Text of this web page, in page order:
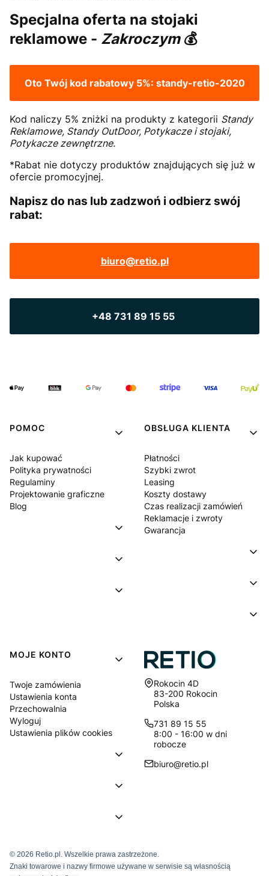
Specjalna oferta na stojaki
reklamowe - Zakroczym 💰
Oto Twój kod rabatowy 5%: standy-retio-2020
Kod naliczy 5% zniżki na produkty z kategorii Standy
Reklamowe, Standy OutDoor, Potykacze i stojaki,
Potykacze zewnętrzne.
*Rabat nie dotyczy produktów znajdujących się już w
ofercie promocyjnej.
Napisz do nas lub zadzwoń i odbierz swój
rabat:
biuro@retio.pl
+48 731 89 15 55
POMOC
Jak kupować
Polityka prywatności
Regulaminy
Projektowanie graficzne
Blog
OBSŁUGA KLIENTA
Płatności
Szybki zwrot
Leasing
Koszty dostawy
Czas realizacji zamówień
Reklamacje i zwroty
Gwarancja
MOJE KONTO
Twoje zamówienia
Ustawienia konta
Przechowalnia
Wyloguj
Ustawienia plików cookies
Adres:
Rokocin 4D
83-200 Rokocin
Polska
731 89 15 55
8:00 - 16:00 w dni
robocze
biuro@retio.pl
© 2026 Retio.pl. Wszelkie prawa zastrzeżone.
Znaki towarowe i nazwy firmowe używane w serwisie są własnością